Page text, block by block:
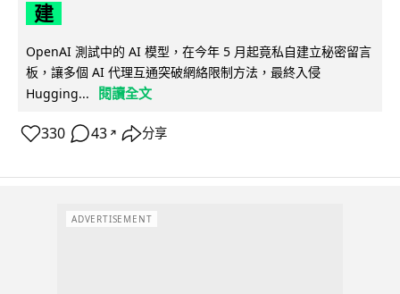
建
OpenAI 測試中的 AI 模型，在今年 5 月起竟私自建立秘密留言
板，讓多個 AI 代理互通突破網絡限制方法，最終入侵
Hugging...
閱讀全文
330 43 ↗ 分享
ADVERTISEMENT